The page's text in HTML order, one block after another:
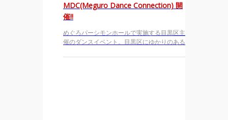
MDC(Meguro Dance Connection) 開
催!!
めぐろパーシモンホールで実施する目黒区主
催のダンスイベント。目黒区にゆかりのある